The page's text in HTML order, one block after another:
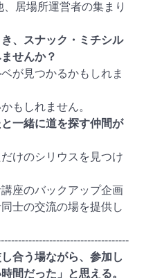
居場所運営者の集まり
、スナック・ミチシル
ませんか？
が見つかるかもしれま
かもしれません。
一緒に道を探す仲間が
けのシリウスを見つけ
座のバックアップ企画
士の交流の場を提供し
し合う場ながら、参加し
間だった」と思える。